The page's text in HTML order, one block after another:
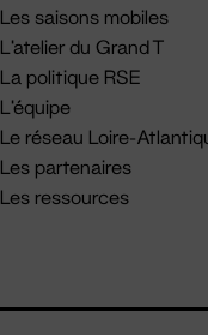
Les saisons mobiles
L'atelier du Grand T
La politique RSE
L'équipe
Le réseau Loire-
Les partenaires
Les ressources